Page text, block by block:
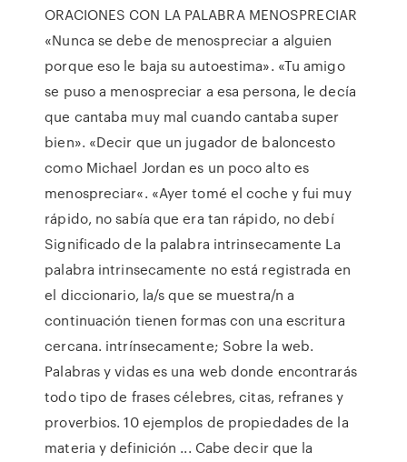
ORACIONES CON LA PALABRA MENOSPRECIAR
«Nunca se debe de menospreciar a alguien
porque eso le baja su autoestima». «Tu amigo
se puso a menospreciar a esa persona, le decía
que cantaba muy mal cuando cantaba super
bien». «Decir que un jugador de baloncesto
como Michael Jordan es un poco alto es
menospreciar«. «Ayer tomé el coche y fui muy
rápido, no sabía que era tan rápido, no debí
Significado de la palabra intrinsecamente La
palabra intrinsecamente no está registrada en
el diccionario, la/s que se muestra/n a
continuación tienen formas con una escritura
cercana. intrínsecamente; Sobre la web.
Palabras y vidas es una web donde encontrarás
todo tipo de frases célebres, citas, refranes y
proverbios. 10 ejemplos de propiedades de la
materia y definición ... Cabe decir que la